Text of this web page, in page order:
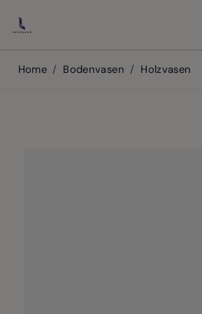
Home / Bodenvasen / Holzvasen